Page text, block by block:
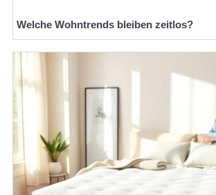
Welche Wohntrends bleiben zeitlos?